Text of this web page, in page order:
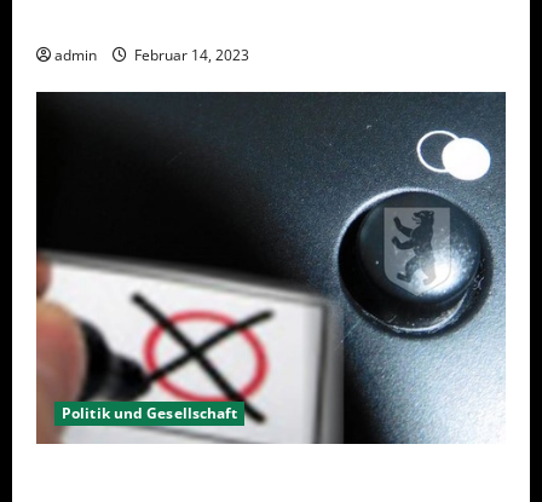
admin Februar 14, 2023
Politik und Gesellschaft